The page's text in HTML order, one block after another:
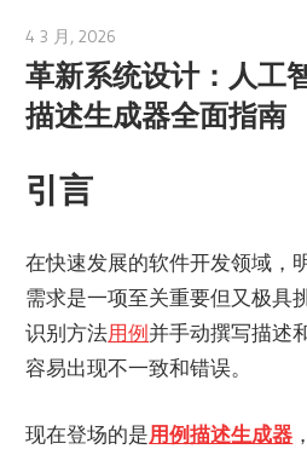
Agile
and
More
4 3 月, 2026
革新系统设计：人工
描述生成器全面指南
引言
在快速发展的软件开发领域，
需求是一项至关重要但又极具
识别方法用例并手动撰写描述
容易出现不一致和错误。
现在登场的是用例描述生成器